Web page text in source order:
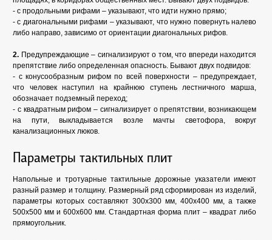
- с продольными рифами – указывают, что идти нужно прямо;
- с диагональными рифами – указывают, что нужно повернуть налево
либо направо, зависимо от ориентации диагональных рифов.
2. Предупреждающие – сигнализируют о том, что впереди находится
препятствие либо определенная опасность. Бывают двух подвидов:
- с конусообразным рифом по всей поверхности – предупреждает,
что человек наступил на крайнюю ступень лестничного марша,
обозначает подземный переход;
- с квадратным рифом – сигнализирует о препятствии, возникающем
на пути, выкладывается возле мачты светофора, вокруг
канализационных люков.
Параметры тактильных плит
Напольные и тротуарные тактильные дорожные указатели имеют
разный размер и толщину. Размерный ряд сформирован из изделий,
параметры которых составляют 300х300 мм, 400х400 мм, а также
500х500 мм и 600х600 мм. Стандартная форма плит – квадрат либо
прямоугольник.